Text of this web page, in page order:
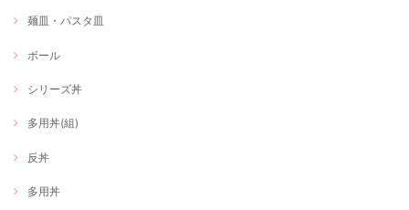
麺皿・パスタ皿
ボール
シリーズ丼
多用丼(組)
反丼
多用丼